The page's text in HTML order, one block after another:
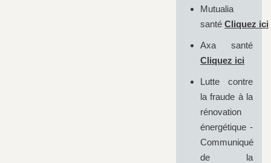
Mutualia
santéCliquez ici
Axa santé
Cliquez ici
Lutte contre
la fraude à la
rénovation
énergétique -
Communiqué
de la